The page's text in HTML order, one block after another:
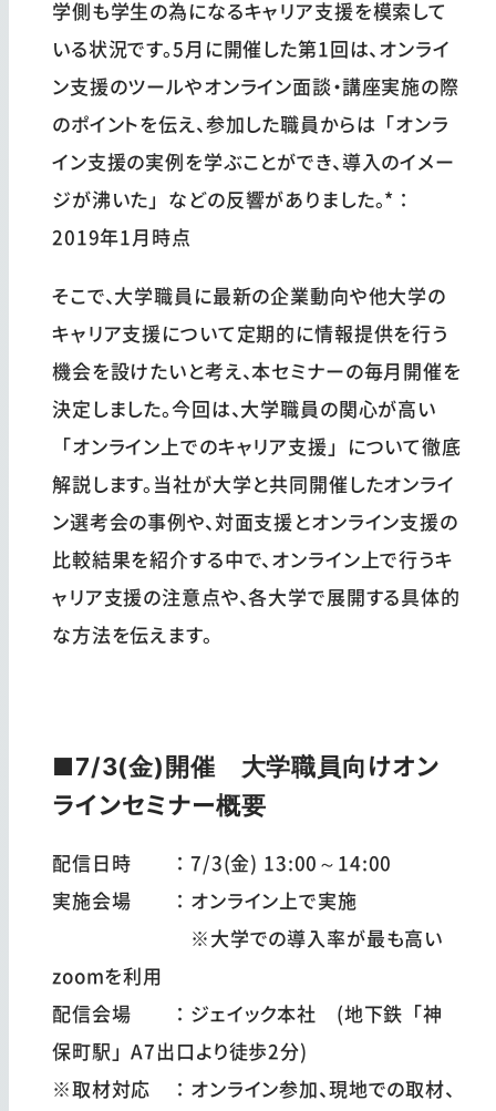
学側も学生の為になるキャリア支援を模索して
いる状況です。5月に開催した第1回は、オンライ
ン支援のツールやオンライン面談・講座実施の際
のポイントを伝え、参加した職員からは「オンラ
イン支援の実例を学ぶことができ、導入のイメー
ジが沸いた」などの反響がありました。*：
2019年1月時点
そこで、大学職員に最新の企業動向や他大学の
キャリア支援について定期的に情報提供を行う
機会を設けたいと考え、本セミナーの毎月開催を
決定しました。今回は、大学職員の関心が高い
「オンライン上でのキャリア支援」について徹底
解説します。当社が大学と共同開催したオンライ
ン選考会の事例や、対面支援とオンライン支援の
比較結果を紹介する中で、オンライン上で行うキ
ャリア支援の注意点や、各大学で展開する具体的
な方法を伝えます。
■7/3(金)開催 大学職員向けオン
ラインセミナー概要
配信日時 ：7/3(金) 13:00～14:00
実施会場 ：オンライン上で実施
※大学での導入率が最も高い
zoomを利用
配信会場 ：ジェイック本社 (地下鉄「神
保町駅」A7出口より徒歩2分)
※取材対応 ：オンライン参加、現地での取材、